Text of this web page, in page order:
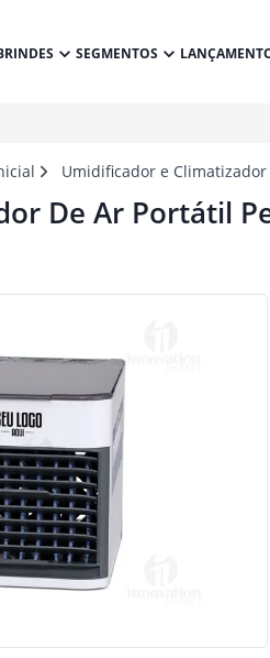
SEGMENTOS
Umidificador e Climatizador
De Ar Portátil